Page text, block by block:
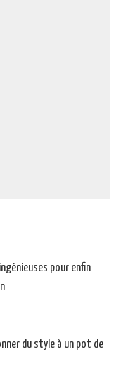
pour enfin
du style à un pot de